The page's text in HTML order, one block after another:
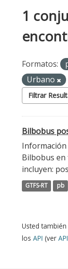
1
Formatos:
Urbano
Filtrar
Bilbobus
Información
Bilbobus en
incluyen:
GTFS-RT pb
Usted
los API (ver